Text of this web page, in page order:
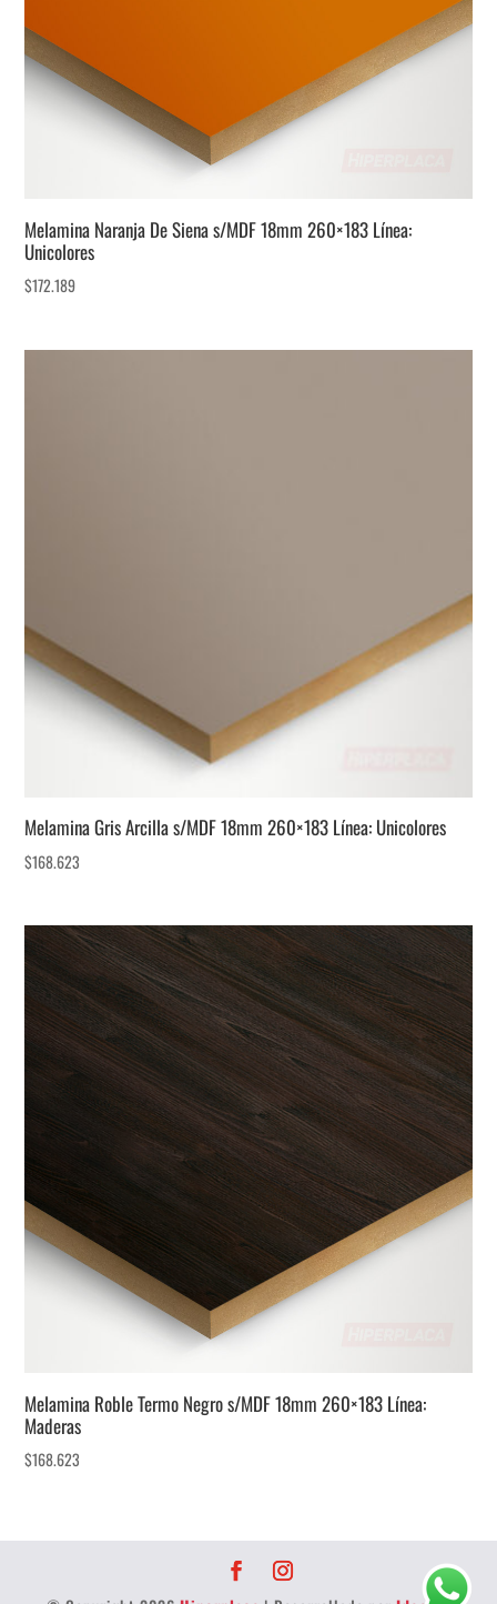
Melamina Naranja De Siena s/MDF 18mm 260×183 Línea:
Unicolores
$172.189
Melamina Gris Arcilla s/MDF 18mm 260×183 Línea: Unicolores
$168.623
Melamina Roble Termo Negro s/MDF 18mm 260×183 Línea:
Maderas
$168.623